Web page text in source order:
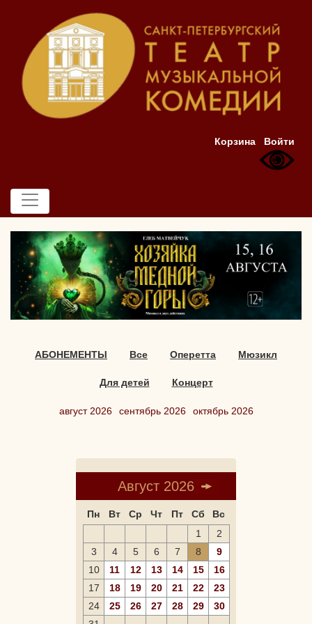
Корзина Войти
АБОНЕМЕНТЫ Все Оперетта Мюзикл
Для детей Концерт
август 2026 сентябрь 2026 октябрь 2026
Август 2026
Пн Вт Ср Чт Пт Сб
Вс
1
2
3
4 5 6 7 8
9
10
11 12 13 14 15
16
17
18 19 20 21 22
23
24
25 26 27 28 29
30